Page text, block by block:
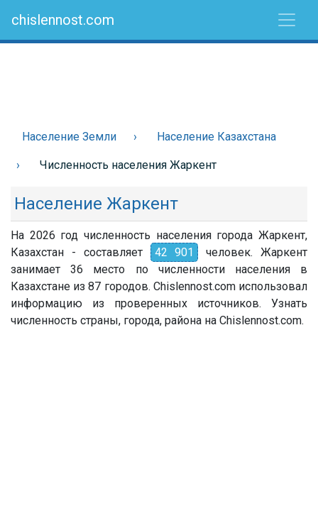
chislennost.com
Население Земли Население Казахстана
Численность населения Жаркент
Население Жаркент
На 2026 год численность населения города Жаркент,
Казахстан - составляет
42 901
человек. Жаркент
занимает 36 место по численности населения в
Казахстане из 87 городов. Chislennost.com использовал
информацию из проверенных источников. Узнать
численность страны, города, района на Chislennost.com.